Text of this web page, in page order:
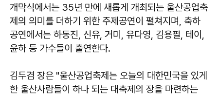
개막식에서는 35년 만에 새롭게 개최되는 울산공업축
제의 의미를 더하기 위한 주제공연이 펼쳐지며, 축하
공연에서는 하동진, 신유, 거미, 유다영, 김용필, 테이,
윤하 등 가수들이 출연한다.
김두겸 장은 "울산공업축제는 오늘의 대한민국을 있게
한 울산사람들이 하나 되는 대축제의 장을 마련하는